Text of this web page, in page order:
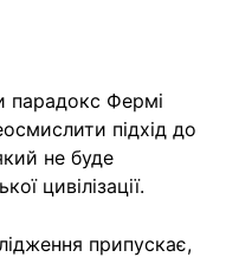
парадокс Фермі
підхід до
не буде
цивілізації.
припускає,